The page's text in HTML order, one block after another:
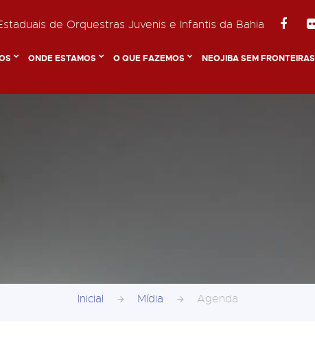
de Orquestras Juvenis e Infantis da Bahia
ONDE ESTAMOS O QUE FAZEMOS NEOJIBA SEM FRONTEIRAS
Inicial Mídia Agenda